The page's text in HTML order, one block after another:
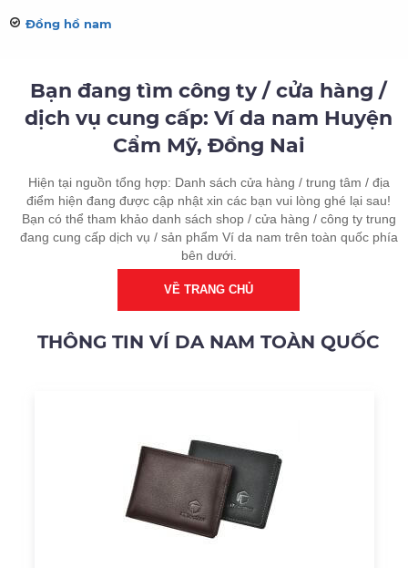
Đồng hồ nam
Bạn đang tìm công ty / cửa hàng /
dịch vụ cung cấp: Ví da nam Huyện
Cẩm Mỹ, Đồng Nai
Hiện tại nguồn tổng hợp: Danh sách cửa hàng / trung tâm / địa
điểm hiện đang được cập nhật xin các bạn vui lòng ghé lại sau!
Bạn có thể tham khảo danh sách shop / cửa hàng / công ty trung
đang cung cấp dịch vụ / sản phẩm Ví da nam trên toàn quốc phía
bên dưới.
VỀ TRANG CHỦ
THÔNG TIN VÍ DA NAM TOÀN QUỐC